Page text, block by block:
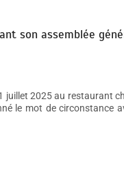
son assemblée
juillet 2025 au restaurant
le mot de circonstance